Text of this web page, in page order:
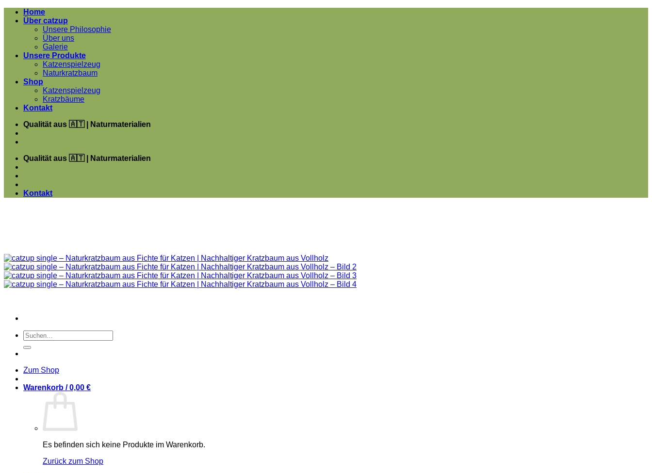
Zum
Inhalt
Home
Über catzup
Unsere Philosophie
Über uns
Galerie
Unsere Produkte
Katzenspielzeug
Naturkratzbaum
Shop
Katzenspielzeug
Kratzbäume
Kontakt
Qualität aus 🇦🇹 | Naturmaterialien
Qualität aus 🇦🇹 | Naturmaterialien
Kontakt
Suchen
nach:
Zum Shop
Warenkorb /0,00 €
Es befinden sich keine Produkte im Warenkorb.
Zurück zum Shop